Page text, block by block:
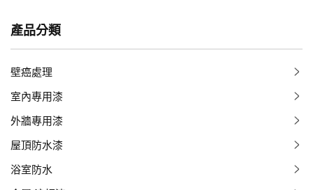
產品分類
壁癌處理
室內專用漆
外牆專用漆
屋頂防水漆
浴室防水